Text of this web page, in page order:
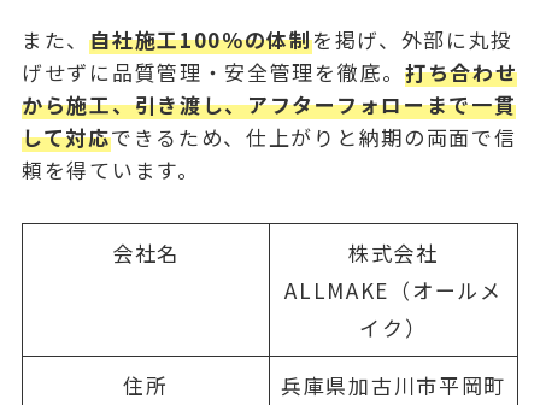
また、自社施工100％の体制を掲げ、外部に丸投
げせずに品質管理・安全管理を徹底。 打ち合わせ
から施工、引き渡し、アフターフォローまで一貫
して対応できるため、仕上がりと納期の両面で信
頼を得ています。
会社名
株式会社
ALLMAKE（オールメ
イク）
住所
兵庫県加古川市平岡町